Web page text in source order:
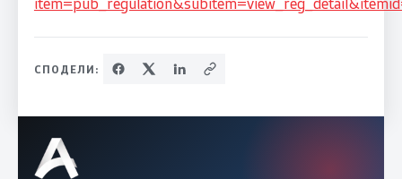
СПОДЕЛИ: